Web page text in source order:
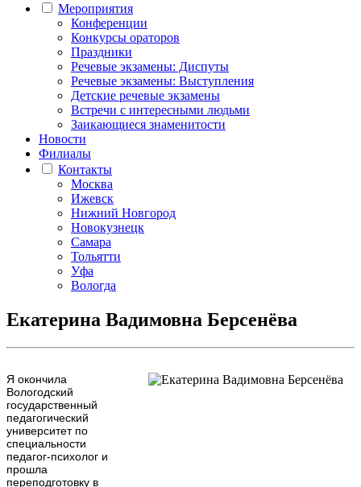
Мероприятия
Конференции
Конкурсы ораторов
Праздники
Речевые экзамены: Диспуты
Речевые экзамены: Выступления
Детские речевые экзамены
Встречи с интересными людьми
Заикающиеся знаменитости
Новости
Филиалы
Контакты
Москва
Ижевск
Нижний Новгород
Новокузнецк
Самара
Тольятти
Уфа
Вологда
Екатерина Вадимовна Берсенёва
Я окончила
Вологодский
государственный
педагогический
университет по
специальности
педагог-психолог и
прошла
переподготовку в